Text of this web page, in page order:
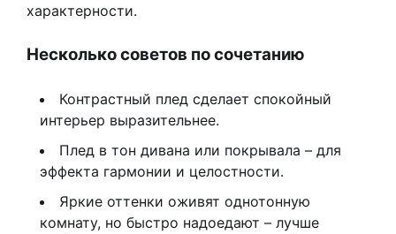
характерности.
Несколько советов по сочетанию
Контрастный плед сделает спокойный
интерьер выразительнее.
Плед в тон дивана или покрывала – для
эффекта гармонии и целостности.
Яркие оттенки оживят однотонную
комнату, но быстро надоедают – лучше